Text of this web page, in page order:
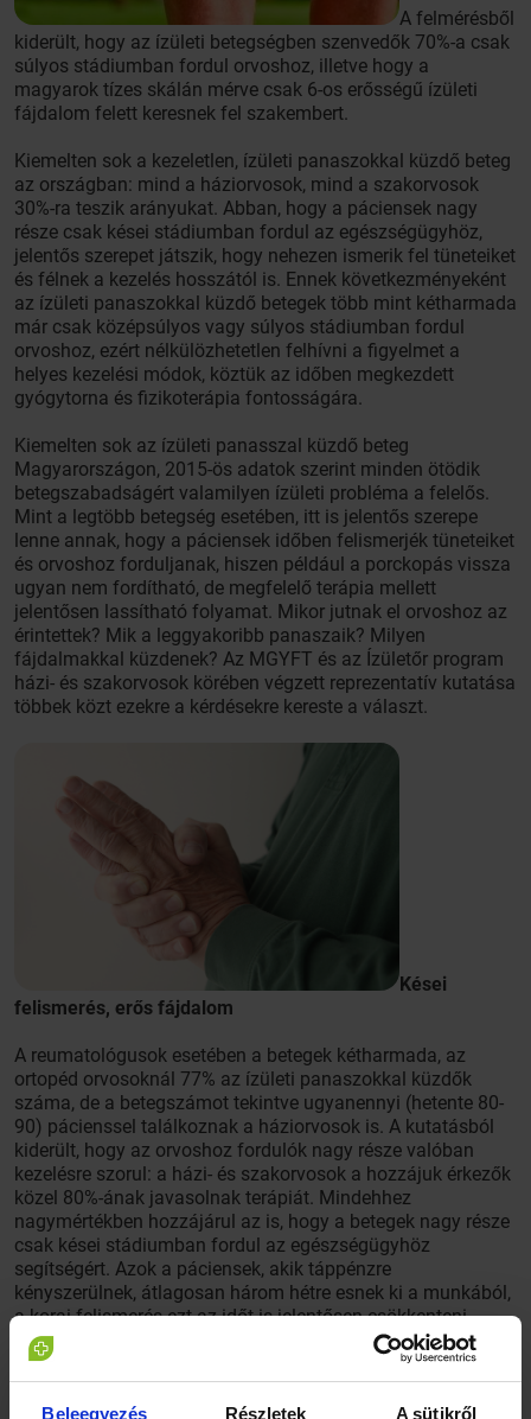
Beleegyezés Részletek A sütikről
A felmérésből
kiderült, hogy az ízületi betegségben szenvedők 70%-a csak
súlyos stádiumban fordul orvoshoz, illetve hogy a
magyarok tízes skálán mérve csak 6-os erősségű ízületi
fájdalom felett keresnek fel szakembert.
Kiemelten sok a kezeletlen, ízületi panaszokkal küzdő beteg
az országban: mind a háziorvosok, mind a szakorvosok
30%-ra teszik arányukat. Abban, hogy a páciensek nagy
része csak kései stádiumban fordul az egészségügyhöz,
jelentős szerepet játszik, hogy nehezen ismerik fel tüneteiket
és félnek a kezelés hosszától is. Ennek következményeként
az ízületi panaszokkal küzdő betegek több mint kétharmada
már csak középsúlyos vagy súlyos stádiumban fordul
orvoshoz, ezért nélkülözhetetlen felhívni a figyelmet a
helyes kezelési módok, köztük az időben megkezdett
gyógytorna és fizikoterápia fontosságára.
Kiemelten sok az ízületi panasszal küzdő beteg
Magyarországon, 2015-ös adatok szerint minden ötödik
betegszabadságért valamilyen ízületi probléma a felelős.
Mint a legtöbb betegség esetében, itt is jelentős szerepe
lenne annak, hogy a páciensek időben felismerjék tüneteiket
és orvoshoz forduljanak, hiszen például a porckopás vissza
ugyan nem fordítható, de megfelelő terápia mellett
jelentősen lassítható folyamat. Mikor jutnak el orvoshoz az
érintettek? Mik a leggyakoribb panaszaik? Milyen
fájdalmakkal küzdenek? Az MGYFT és az Ízületőr program
házi- és szakorvosok körében végzett reprezentatív kutatása
többek közt ezekre a kérdésekre kereste a választ.
Kései
felismerés, erős fájdalom
A reumatológusok esetében a betegek kétharmada, az
ortopéd orvosoknál 77% az ízületi panaszokkal küzdők
száma, de a betegszámot tekintve ugyanennyi (hetente 80-
90) pácienssel találkoznak a háziorvosok is. A kutatásból
kiderült, hogy az orvoshoz fordulók nagy része valóban
kezelésre szorul: a házi- és szakorvosok a hozzájuk érkezők
közel 80%-ának javasolnak terápiát. Mindehhez
nagymértékben hozzájárul az is, hogy a betegek nagy része
csak kései stádiumban fordul az egészségügyhöz
segítségért. Azok a páciensek, akik táppénzre
kényszerülnek, átlagosan három hétre esnek ki a munkából,
a korai felismerés ezt az időt is jelentősen csökkenteni
tudná.
A legtöbben hát-, derék-, nyak- vagy gerincfájdalommal
keresik fel orvosukat, ezeket követi a térdfájdalom, a